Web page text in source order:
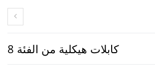
كابلات هيكلية من الفئة 8